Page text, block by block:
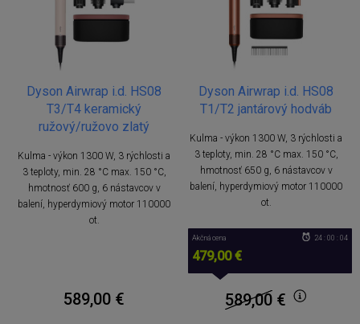
Dyson Airwrap i.d. HS08
T3/T4 keramický
ružový/ružovo zlatý
Kulma - výkon 1300 W, 3 rýchlosti a
3 teploty, min. 28 °C max. 150 °C,
hmotnosť 600 g, 6 nástavcov v
balení, hyperdymiový motor 110000
ot.
589,00 €
Dyson Airwrap i.d. HS08
T1/T2 jantárový hodváb
Kulma - výkon 1300 W, 3 rýchlosti a
3 teploty, min. 28 °C max. 150 °C,
hmotnosť 650 g, 6 nástavcov v
balení, hyperdymiový motor 110000
ot.
Akčná cena
479,00 €
24 : 00 : 04
589,00 €